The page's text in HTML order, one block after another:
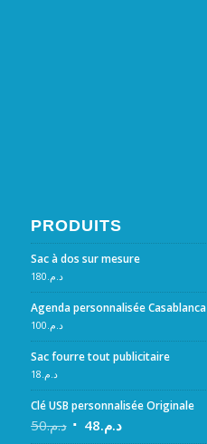
PRODUITS
Sac à dos sur mesure
د.م. 180
Agenda personnalisée Casablanca
د.م. 100
Sac fourre tout publicitaire
د.م. 18
Clé USB personnalisée Originale
د.م.50 د.م.48